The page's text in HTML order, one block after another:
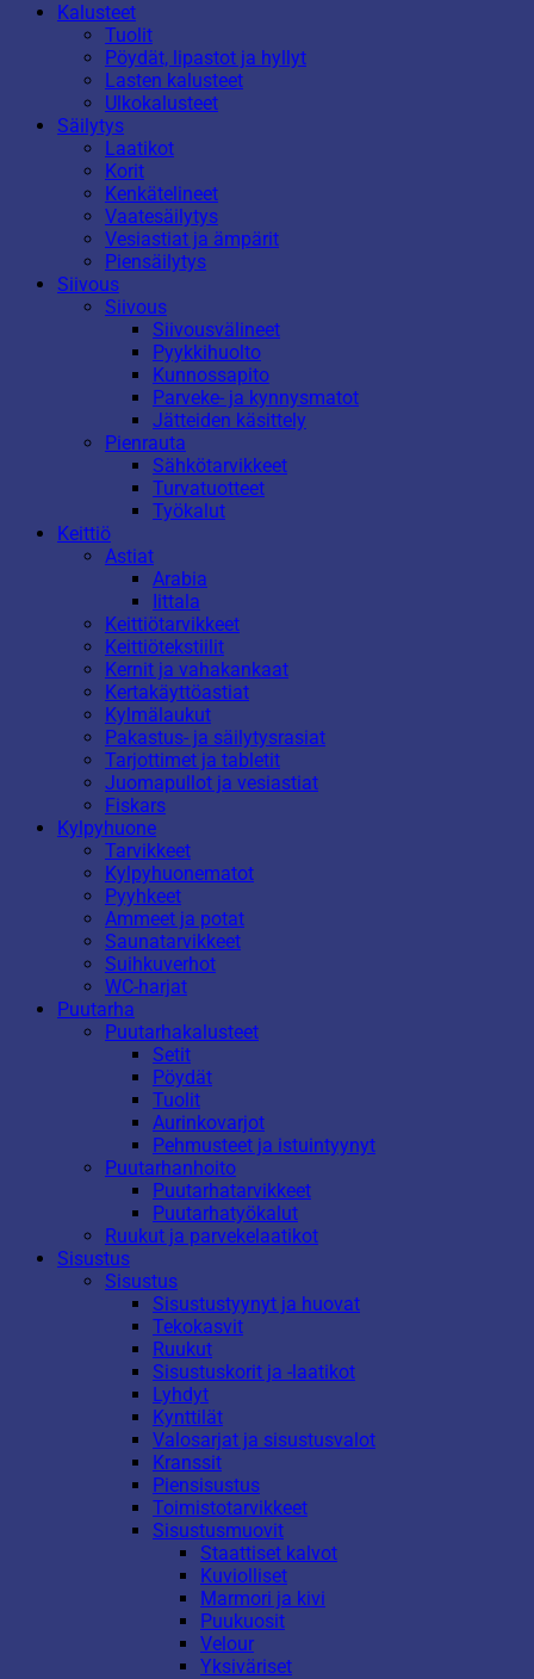
Kalusteet
Tuolit
Pöydät, lipastot ja hyllyt
Lasten kalusteet
Ulkokalusteet
Säilytys
Laatikot
Korit
Kenkätelineet
Vaatesäilytys
Vesiastiat ja ämpärit
Piensäilytys
Siivous
Siivous
Siivousvälineet
Pyykkihuolto
Kunnossapito
Parveke- ja kynnysmatot
Jätteiden käsittely
Pienrauta
Sähkötarvikkeet
Turvatuotteet
Työkalut
Keittiö
Astiat
Arabia
Iittala
Keittiötarvikkeet
Keittiötekstiilit
Kernit ja vahakankaat
Kertakäyttöastiat
Kylmälaukut
Pakastus- ja säilytysrasiat
Tarjottimet ja tabletit
Juomapullot ja vesiastiat
Fiskars
Kylpyhuone
Tarvikkeet
Kylpyhuonematot
Pyyhkeet
Ammeet ja potat
Saunatarvikkeet
Suihkuverhot
WC-harjat
Puutarha
Puutarhakalusteet
Setit
Pöydät
Tuolit
Aurinkovarjot
Pehmusteet ja istuintyynyt
Puutarhanhoito
Puutarhatarvikkeet
Puutarhatyökalut
Ruukut ja parvekelaatikot
Sisustus
Sisustus
Sisustustyynyt ja huovat
Tekokasvit
Ruukut
Sisustuskorit ja -laatikot
Lyhdyt
Kynttilät
Valosarjat ja sisustusvalot
Kranssit
Piensisustus
Toimistotarvikkeet
Sisustusmuovit
Staattiset kalvot
Kuviolliset
Marmori ja kivi
Puukuosit
Velour
Yksiväriset